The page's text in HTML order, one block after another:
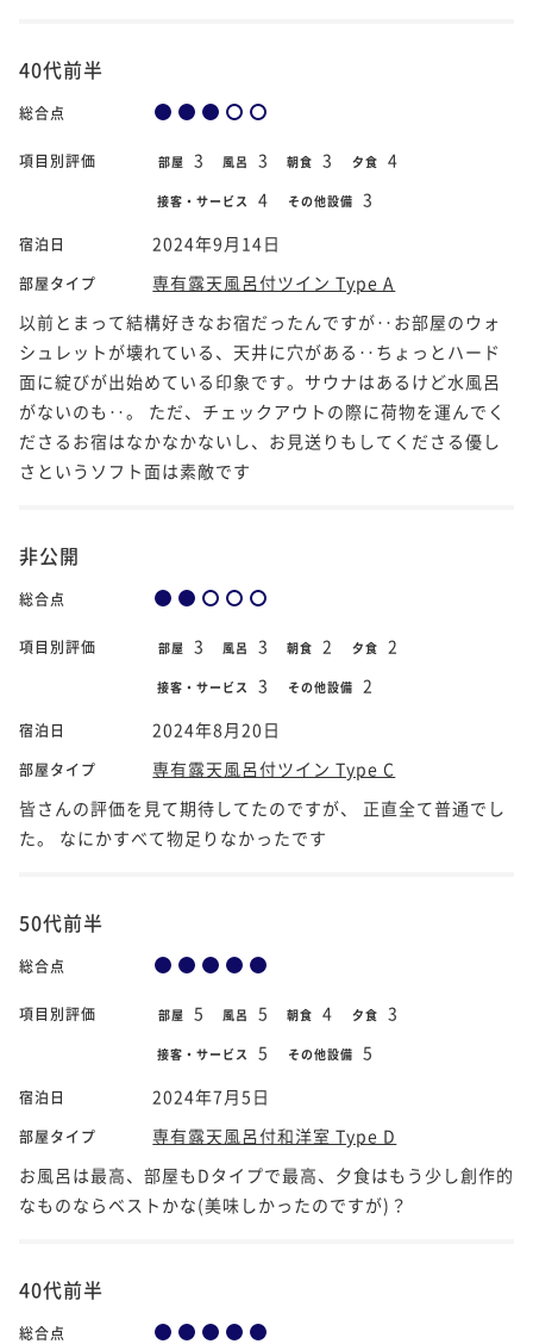
40代前半
総合点
項目別評価 部屋 3 風呂 3 朝食 3 夕食 4
接客・サービス 4 その他設備 3
宿泊日 2024年9月14日
部屋タイプ
専有露天風呂付ツイン Type A
以前とまって結構好きなお宿だったんですが‥お部屋のウォ
シュレットが壊れている、天井に穴がある‥ちょっとハード
面に綻びが出始めている印象です。サウナはあるけど水風呂
がないのも‥。 ただ、チェックアウトの際に荷物を運んでく
ださるお宿はなかなかないし、お見送りもしてくださる優し
さというソフト面は素敵です
非公開
総合点
項目別評価 部屋 3 風呂 3 朝食 2 夕食 2
接客・サービス 3 その他設備 2
宿泊日 2024年8月20日
部屋タイプ
専有露天風呂付ツイン Type C
皆さんの評価を見て期待してたのですが、 正直全て普通でし
た。 なにかすべて物足りなかったです
50代前半
総合点
項目別評価 部屋 5 風呂 5 朝食 4 夕食 3
接客・サービス 5 その他設備 5
宿泊日 2024年7月5日
部屋タイプ
専有露天風呂付和洋室 Type D
お風呂は最高、部屋もDタイプで最高、夕食はもう少し創作的
なものならベストかな(美味しかったのですが)？
40代前半
総合点